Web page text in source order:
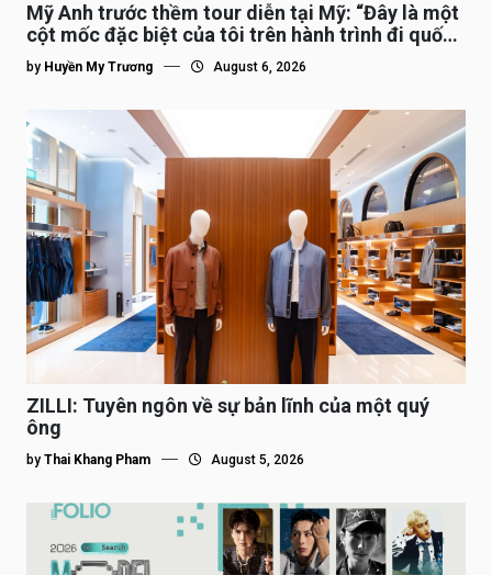
Mỹ Anh trước thềm tour diễn tại Mỹ: “Đây là một
cột mốc đặc biệt của tôi trên hành trình đi quốc
tế”
by Huyền My Trương August 6, 2026
ZILLI: Tuyên ngôn về sự bản lĩnh của một quý
ông
by Thai Khang Pham August 5, 2026